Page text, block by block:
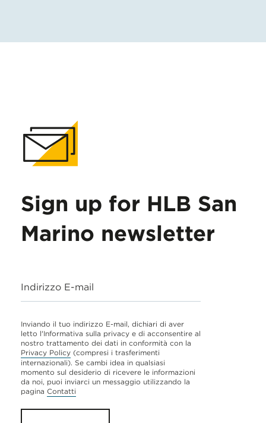
Sign up for HLB San
Marino newsletter
Indirizzo E-mail
Inviando il tuo indirizzo E-mail, dichiari di aver
letto l'Informativa sulla privacy e di acconsentire al
nostro trattamento dei dati in conformità con la
Privacy Policy (compresi i trasferimenti
internazionali). Se cambi idea in qualsiasi
momento sul desiderio di ricevere le informazioni
da noi, puoi inviarci un messaggio utilizzando la
pagina Contatti